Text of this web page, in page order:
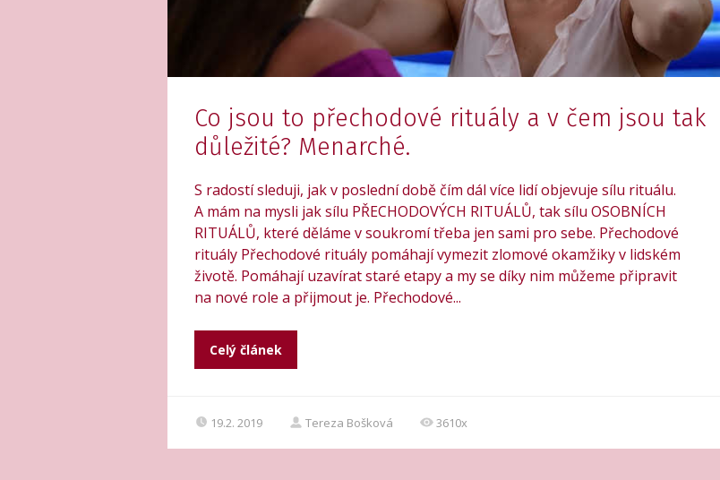
Co jsou to přechodové rituály a v čem jsou tak
důležité? Menarché.
S radostí sleduji, jak v poslední době čím dál více lidí objevuje sílu rituálu.
A mám na mysli jak sílu PŘECHODOVÝCH RITUÁLŮ, tak sílu OSOBNÍCH
RITUÁLŮ, které děláme v soukromí třeba jen sami pro sebe. Přechodové
rituály Přechodové rituály pomáhají vymezit zlomové okamžiky v lidském
životě. Pomáhají uzavírat staré etapy a my se díky nim můžeme připravit
na nové role a přijmout je. Přechodové...
Celý článek
19.2. 2019 Tereza Bošková 3610x